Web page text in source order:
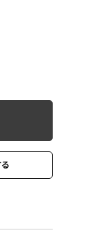
の他